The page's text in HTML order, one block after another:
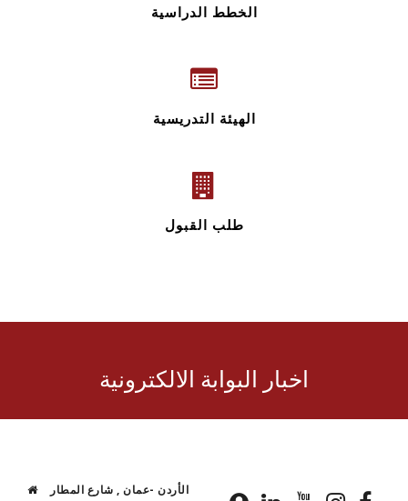
الخطط الدراسية
الهيئة التدريسية
طلب القبول
اخبار البوابة الالكترونية
الأردن -عمان , شارع المطار